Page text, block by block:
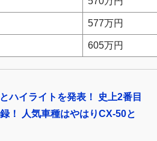
577万円
605万円
ハイライトを発表！ 史上2番目
！ 人気車種はやはりCX-50と